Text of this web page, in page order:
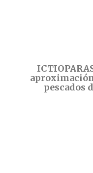
pescados